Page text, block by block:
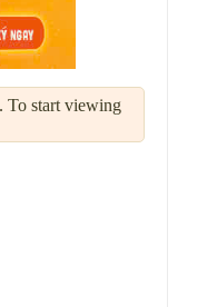
To start viewing